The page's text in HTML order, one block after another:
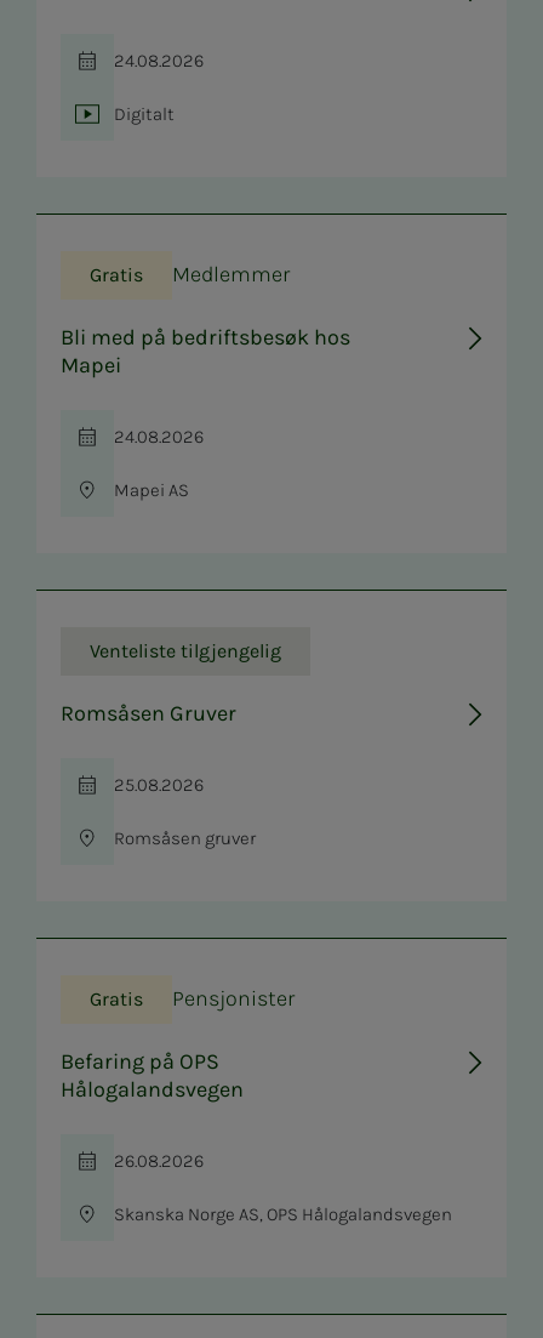
Tid
24.08.2026
Sted
Digitalt
Gratis Medlemmer
Bli med på bedriftsbesøk hos
Mapei
Tid
24.08.2026
Sted
Mapei AS
Venteliste tilgjengelig
Romsåsen Gruver
Tid
25.08.2026
Sted
Romsåsen gruver
Gratis Pensjonister
Befaring på OPS
Hålogalandsvegen
Tid
26.08.2026
Sted
Skanska Norge AS, OPS Hålogalandsvegen